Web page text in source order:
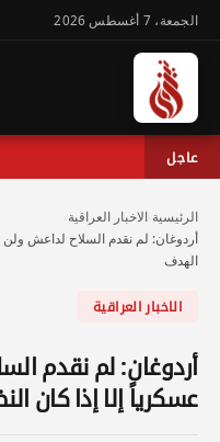
الجمعة، 7 أغسطس 2026
عاجل
الرئيسية الاخبار العراقية
أردوغان: لم نقدم السلاح لداعش
الهدف
الاخبار العراقية
أردوغان: لم نقدم
عسكرياً إلا إذا كان